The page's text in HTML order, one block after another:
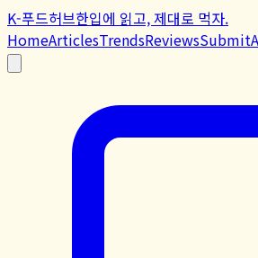
K-푸드허브한입에 읽고, 제대로 먹자.
HomeArticlesTrendsReviewsSubmit